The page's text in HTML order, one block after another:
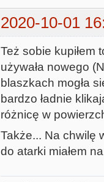
2020-10-01
Też sobie kupiłem
używała nowego
blaszkach mogła
bardzo ładnie
różnicę w
Także... Na chwilę
do atarki miałem